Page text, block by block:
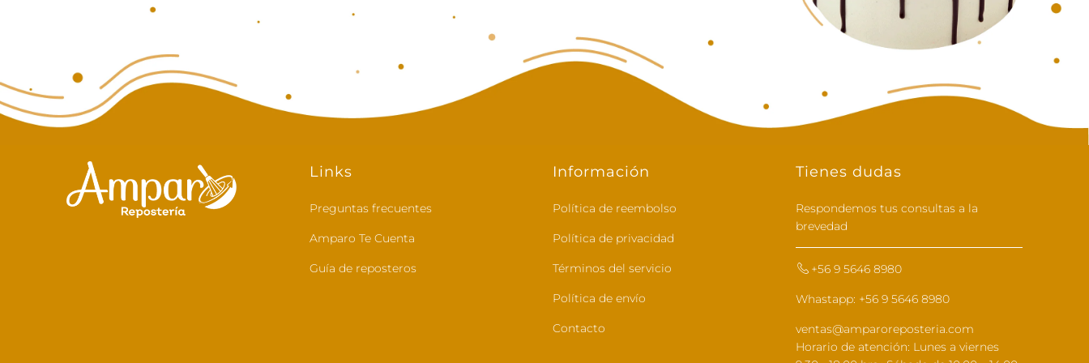
Links
Preguntas frecuentes
Amparo Te Cuenta
Guía de reposteros
Información
Política de reembolso
Política de privacidad
Términos del servicio
Política de envío
Contacto
Tienes dudas
Respondemos tus consultas a la
brevedad
+56 9 5646 8980
Whastapp: +56 9 5646 8980
ventas@amparoreposteria.com
Horario de atención: Lunes a viernes